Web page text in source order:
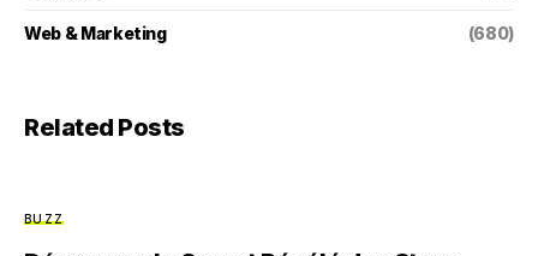
Web & Marketing (680)
Related Posts
BUZZ